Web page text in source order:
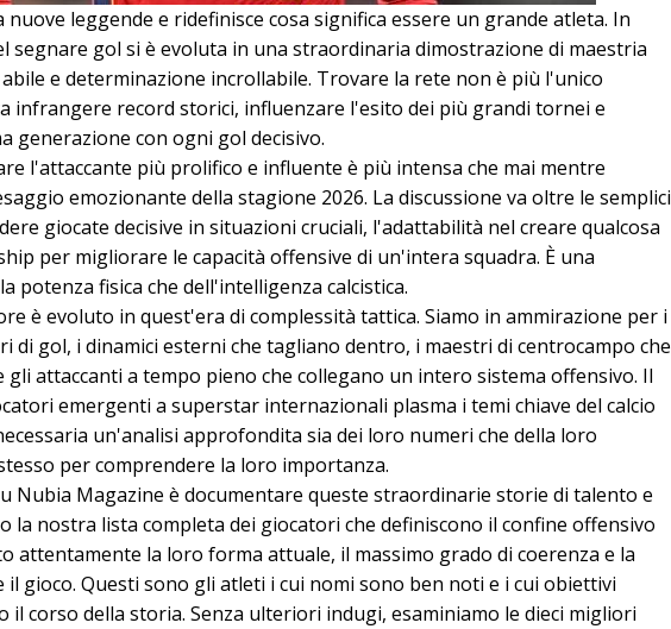
leggende e ridefinisce cosa significa essere un grande atleta. In
segnare gol si è evoluta in una straordinaria dimostrazione di maestria
e determinazione incrollabile. Trovare la rete non è più l'unico
infrangere record storici, influenzare l'esito dei più grandi tornei e
generazione con ogni gol decisivo.
l'attaccante più prolifico e influente è più intensa che mai mentre
emozionante della stagione 2026. La discussione va oltre le semplici
giocate decisive in situazioni cruciali, l'adattabilità nel creare qualcosa
per migliorare le capacità offensive di un'intera squadra. È una
potenza fisica che dell'intelligenza calcistica.
è evoluto in quest'era di complessità tattica. Siamo in ammirazione per i
di gol, i dinamici esterni che tagliano dentro, i maestri di centrocampo che
attaccanti a tempo pieno che collegano un intero sistema offensivo. Il
emergenti a superstar internazionali plasma i temi chiave del calcio
un'analisi approfondita sia dei loro numeri che della loro
per comprendere la loro importanza.
Nubia Magazine è documentare queste straordinarie storie di talento e
la nostra lista completa dei giocatori che definiscono il confine offensivo
attentamente la loro forma attuale, il massimo grado di coerenza e la
il gioco. Questi sono gli atleti i cui nomi sono ben noti e i cui obiettivi
il corso della storia. Senza ulteriori indugi, esaminiamo le dieci migliori